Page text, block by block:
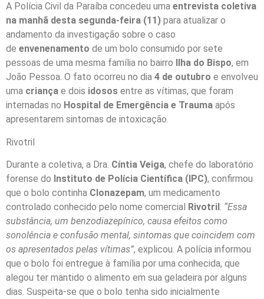
A Polícia Civil da Paraíba concedeu uma entrevista coletiva
na manhã desta segunda-feira (11) para atualizar o
andamento da investigação sobre o caso
de envenenamento de um bolo consumido por sete
pessoas de uma mesma família no bairro Ilha do Bispo, em
João Pessoa. O fato ocorreu no dia 4 de outubro e envolveu
uma criança e dois idosos entre as vítimas, que foram
internadas no Hospital de Emergência e Trauma após
apresentarem sintomas de intoxicação.
Rivotril
Durante a coletiva, a Dra. Cíntia Veiga, chefe do laboratório
forense do Instituto de Polícia Científica (IPC), confirmou
que o bolo continha Clonazepam, um medicamento
controlado conhecido pelo nome comercial Rivotril. “Essa
substância, um benzodiazepínico, causa efeitos como
sonolência e confusão mental, sintomas que coincidem com
os apresentados pelas vítimas”, explicou. A polícia informou
que o bolo foi entregue à família por uma conhecida, que
alegou ter mantido o alimento em sua geladeira por alguns
dias. Suspeita-se que o bolo tenha sido inicialmente